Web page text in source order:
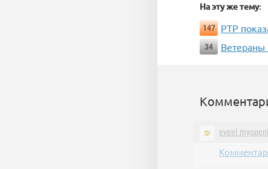
На эту же тему:
147 РТР
34